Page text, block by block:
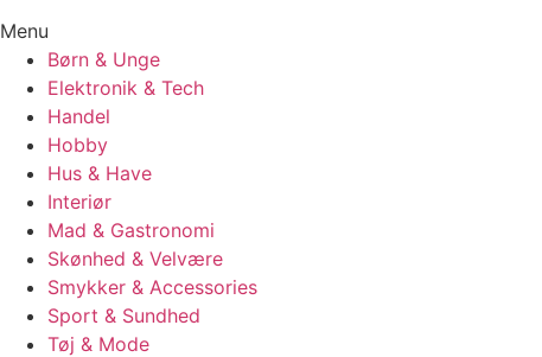
Menu
Børn & Unge
Elektronik & Tech
Handel
Hobby
Hus & Have
Interiør
Mad & Gastronomi
Skønhed & Velvære
Smykker & Accessories
Sport & Sundhed
Tøj & Mode